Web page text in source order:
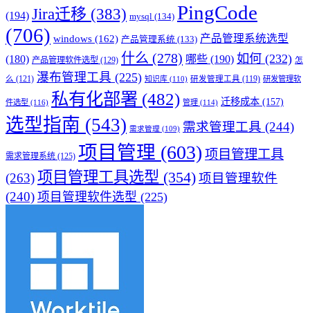
(194) Jira迁移 (383) mysql (134) PingCode
(706) windows (162) 产品管理系统 (133) 产品管理系统选型
(180) 产品管理软件选型 (129) 什么 (278) 哪些 (190) 如何 (232) 怎
么 (121) 瀑布管理工具 (225) 知识库 (110) 研发管理工具 (119) 研发管理软
件选型 (116) 私有化部署 (482) 管理 (114) 迁移成本 (157)
选型指南 (543) 需求管理 (109) 需求管理工具 (244)
需求管理系统 (125) 项目管理 (603) 项目管理工具
(263)项目管理工具选型 (354) 项目管理软件
(240) 项目管理软件选型 (225)